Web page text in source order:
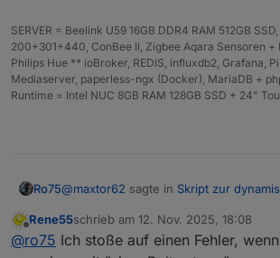
Batterie.Batt';
da ist ein Fehler drin. Korrekt
Ro75.
SERVER = Beelink U59 16GB DDR4 RAM 512GB
200+301+440, ConBee II, Zigbee Aqara Sensoren +
Philips Hue ** ioBroker, REDIS, influxdb2, Grafana,
Mediaserver, paperless-ngx (Docker), MariaDB +
Runtime = Intel NUC 8GB RAM 128GB SSD + 24"
Ro75@maxtor62 sagte in Skript zur
const ZielDP =
Offline
Rene55schrieb am 12. Nov. 2025, 18:08
zuletzt editiert von
@ro75 Ich stoße auf einen Fehler,